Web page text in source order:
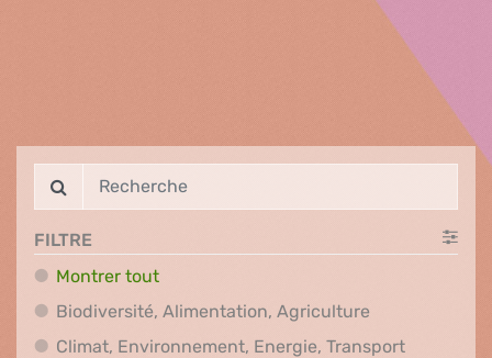
FILTRE
Montrer tout
Biodiversité, Alimentation, AgricultureBiodiversité,
Climat, Environnement, Energie, TransportClimat,